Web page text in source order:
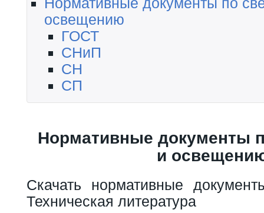
освещению
ГОСТ
СНиП
СН
СП
Нормативные документы
и
Скачать нормативные
Техническая литература